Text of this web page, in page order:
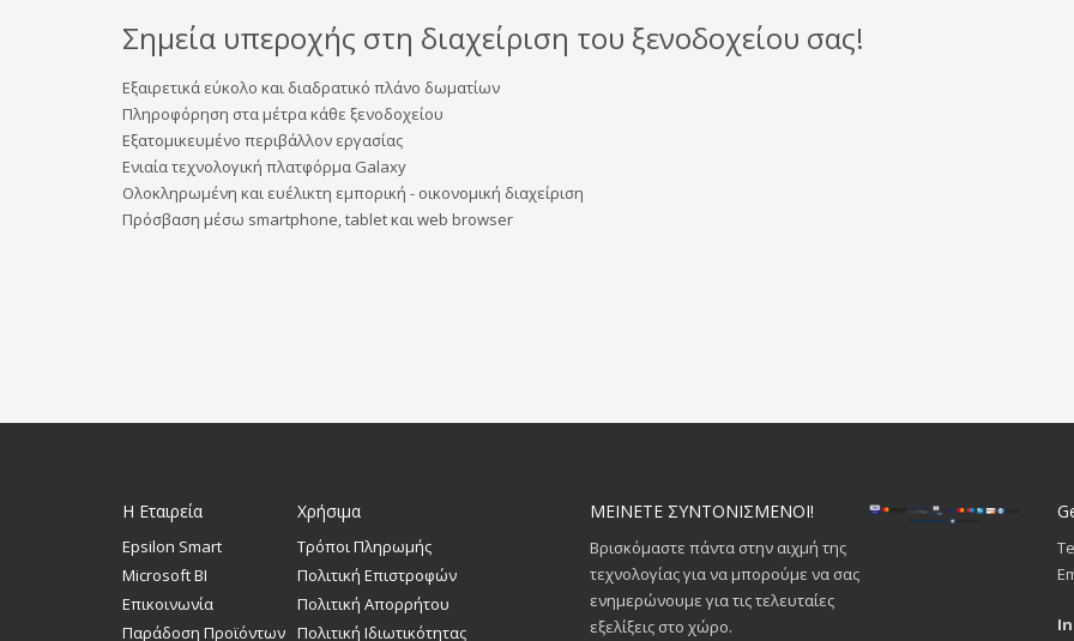
Σημεία υπεροχής στη διαχείριση του ξενοδοχείου σας!
Εξαιρετικά εύκολο και διαδρατικό πλάνο δωματίων
Πληροφόρηση στα μέτρα κάθε ξενοδοχείου
Εξατομικευμένο περιβάλλον εργασίας
Ενιαία τεχνολογική πλατφόρμα Galaxy
Ολοκληρωμένη και ευέλικτη εμπορική - οικονομική διαχείριση
Πρόσβαση μέσω smartphone, tablet και web browser
Η Εταιρεία
Epsilon Smart
Microsoft BI
Επικοινωνία
Παράδοση Προϊόντων
Χρήσιμα
Τρόποι Πληρωμής
Πολιτική Επιστροφών
Πολιτική Απορρήτου
Πολιτική Ιδιωτικότητας
ΜΕΙΝΕΤΕ ΣΥΝΤΟΝΙΣΜΕΝΟΙ!
Βρισκόμαστε πάντα στην αιχμή της
τεχνολογίας για να μπορούμε να σας
ενημερώνουμε για τις τελευταίες
εξελίξεις στο χώρο.